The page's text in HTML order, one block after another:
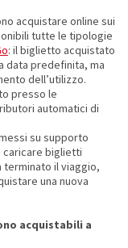
acquistare online sui
tutte le tipologie
: il biglietto acquistato
data predefinita, ma
dell’utilizzo.
presso le
automatici di
su supporto
caricare biglietti
terminato il viaggio,
una nuova
acquistabili a